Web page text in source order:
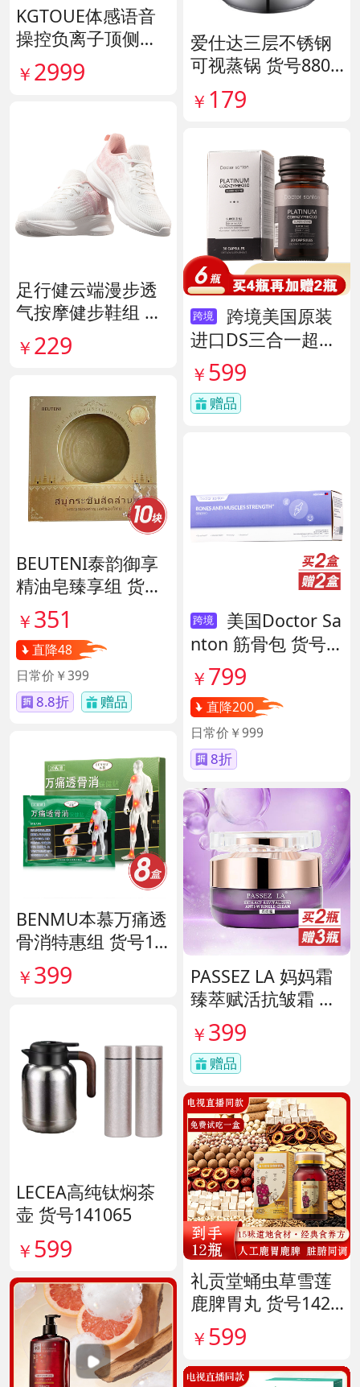
KGTOUE体感语音
操控负离子顶侧大
吸力烟机 货号1398
28
￥ 2999
足行健云端漫步透
气按摩健步鞋组 货
号140444
￥ 229
BEUTENI泰韵御享
精油皂臻享组 货号
140122
￥ 351
直降48
日常价￥399
8.8折 赠品
BENMU本慕万痛透
骨消特惠组 货号13
5254
￥ 399
LECEA高纯钛焖茶
壶 货号141065
￥ 599
爱仕达三层不锈钢
可视蒸锅 货号8807
￥ 179
跨境
跨境美国原装
进口DS三合一超级
酶 货号138497
￥ 599
赠品
跨境
美国Doctor Sa
nton 筋骨包 货号1
40417
￥ 799
直降200
日常价￥999
8折
PASSEZ LA 妈妈霜
臻萃赋活抗皱霜 货
号137759
￥ 399
赠品
礼贡堂蛹虫草雪莲
鹿脾胃丸 货号1420
￥ 599